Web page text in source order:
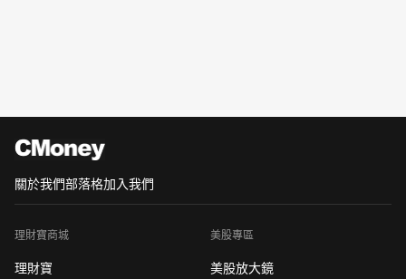
關於我們部落格加入我們
理財寶商城
理財寶
美股專區
美股放大鏡